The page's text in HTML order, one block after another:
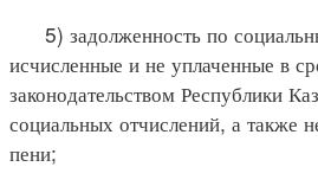
5) задолженность по
исчисленные и не уплаченные в
законодательством Республики
социальных отчислений, а также
пени;